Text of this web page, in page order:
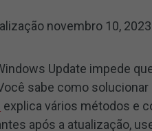
novembro 10, 2023
Update impede
sabe como
explica vários métodos e
após a atualização,